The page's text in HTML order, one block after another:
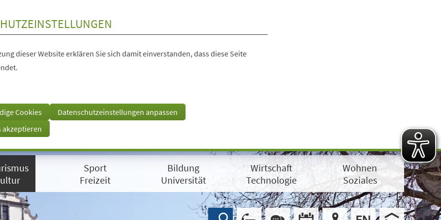
dieser Website erklären Sie sich damit einverstanden, dass diese Seite
Cookies
Datenschutzeinstellungen anpassen
akzeptieren
Sport
Freizeit
Bildung
Universität
Wirtschaft
Technologie
Wohnen
Soziales